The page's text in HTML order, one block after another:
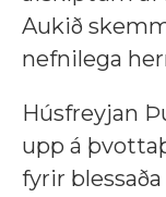
Aukið
nefnilega
Húsfreyjan
upp á
fyrir